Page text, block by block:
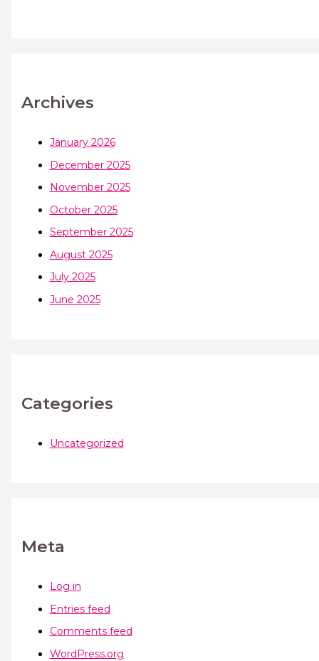
Archives
January 2026
December 2025
November 2025
October 2025
September 2025
August 2025
July 2025
June 2025
Categories
Uncategorized
Meta
Log in
Entries feed
Comments feed
WordPress.org